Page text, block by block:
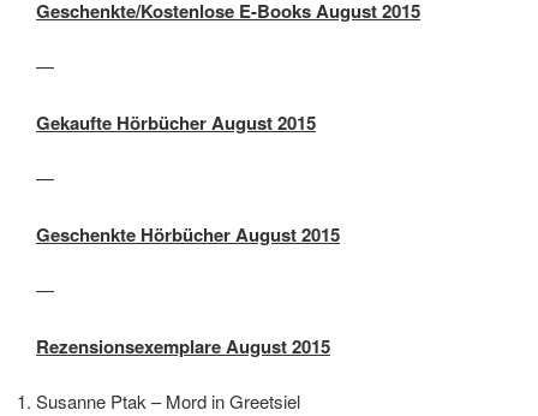
Geschenkte/Kostenlose E-Books August 2015
—
Gekaufte Hörbücher August 2015
—
Geschenkte Hörbücher August 2015
—
Rezensionsexemplare August 2015
Susanne Ptak – Mord in Greetsiel